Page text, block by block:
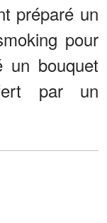
préparé un
pour
un bouquet
par un